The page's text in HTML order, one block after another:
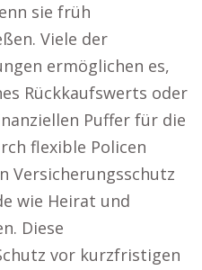
sie früh
Viele der
ermöglichen es,
Rückkaufswerts oder
Puffer für die
flexible Policen
Versicherungsschutz
wie Heirat und
Diese
vor kurzfristigen